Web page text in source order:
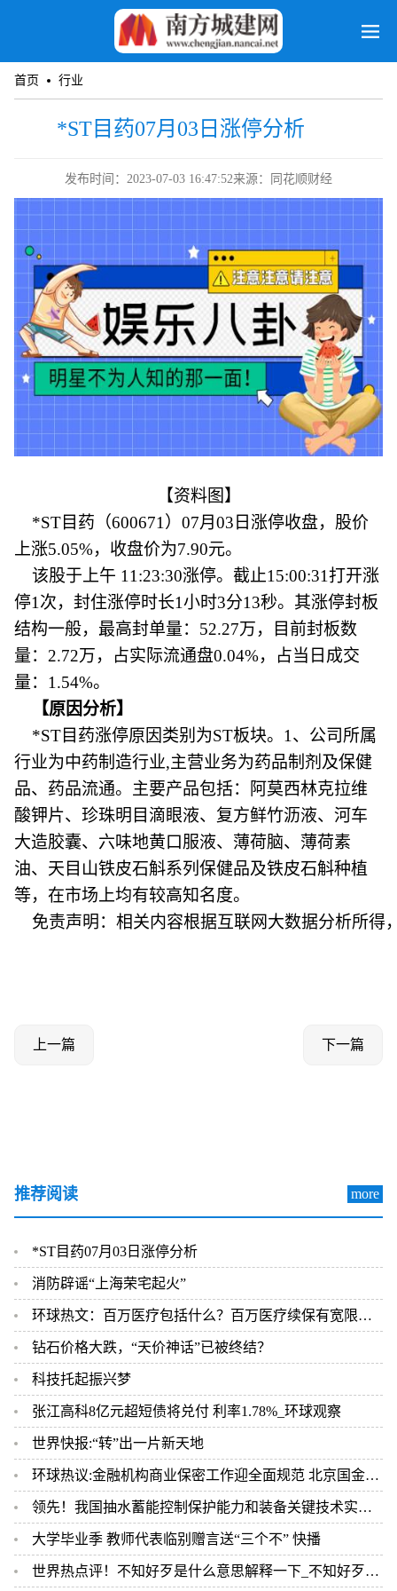
首页 行业
*ST目药07月03日涨停分析
发布时间：2023-07-03 16:47:52来源：同花顺财经
【资料图】
*ST目药（600671）07月03日涨停收盘，股价
上涨5.05%，收盘价为7.90元。
该股于上午 11:23:30涨停。截止15:00:31打开涨
停1次，封住涨停时长1小时3分13秒。其涨停封板
结构一般，最高封单量：52.27万，目前封板数
量：2.72万，占实际流通盘0.04%，占当日成交
量：1.54%。
【原因分析】
*ST目药涨停原因类别为ST板块。1、公司所属
行业为中药制造行业,主营业务为药品制剂及保健
品、药品流通。主要产品包括：阿莫西林克拉维
酸钾片、珍珠明目滴眼液、复方鲜竹沥液、河车
大造胶囊、六味地黄口服液、薄荷脑、薄荷素
油、天目山铁皮石斛系列保健品及铁皮石斛种植
等，在市场上均有较高知名度。
免责声明：相关内容根据互联网大数据分析所
上一篇 下一篇
推荐阅读 more
*ST目药07月03日涨停分析
消防辟谣“上海荣宅起火”
环球热文：百万医疗包括什么？百万医疗续保有宽限期吗？
钻石价格大跌，“天价神话”已被终结？
科技托起振兴梦
张江高科8亿元超短债将兑付 利率1.78%_环球观察
世界快报:“转”出一片新天地
环球热议:金融机构商业保密工作迎全面规范 北京国金认证发布企业标准
领先！我国抽水蓄能控制保护能力和装备关键技术实现突破
大学毕业季 教师代表临别赠言送“三个不” 快播
世界热点评！不知好歹是什么意思解释一下_不知好歹是什么意思